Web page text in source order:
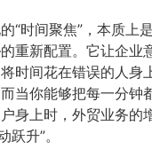
“时间聚焦”，本质
重新配置。它让企业
时间花在错误的人身
当你能够把每一分钟
身上时，外贸业务的
跃升”。